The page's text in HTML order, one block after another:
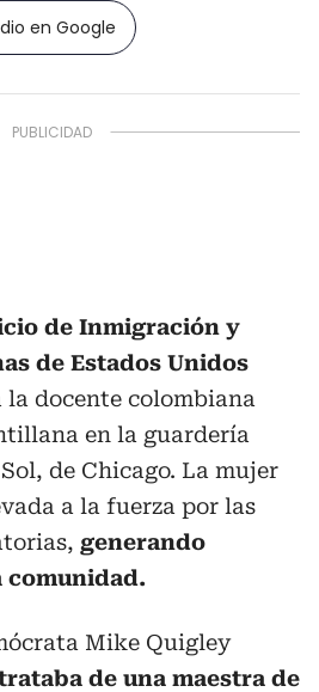
en Google
de Inmigración y
de Estados Unidos
docente colombiana
en la guardería
de Chicago. La mujer
a la fuerza por las
generando
comunidad.
Mike Quigley
de una maestra de